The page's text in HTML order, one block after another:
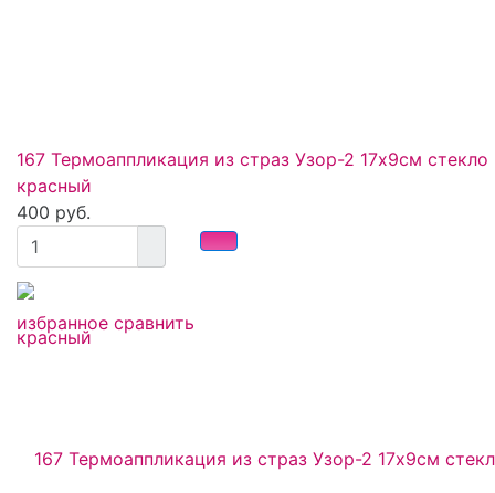
избранное сравнить
167 Термоаппликация из страз Узор-2 17х9см стекло
красный
400 руб.